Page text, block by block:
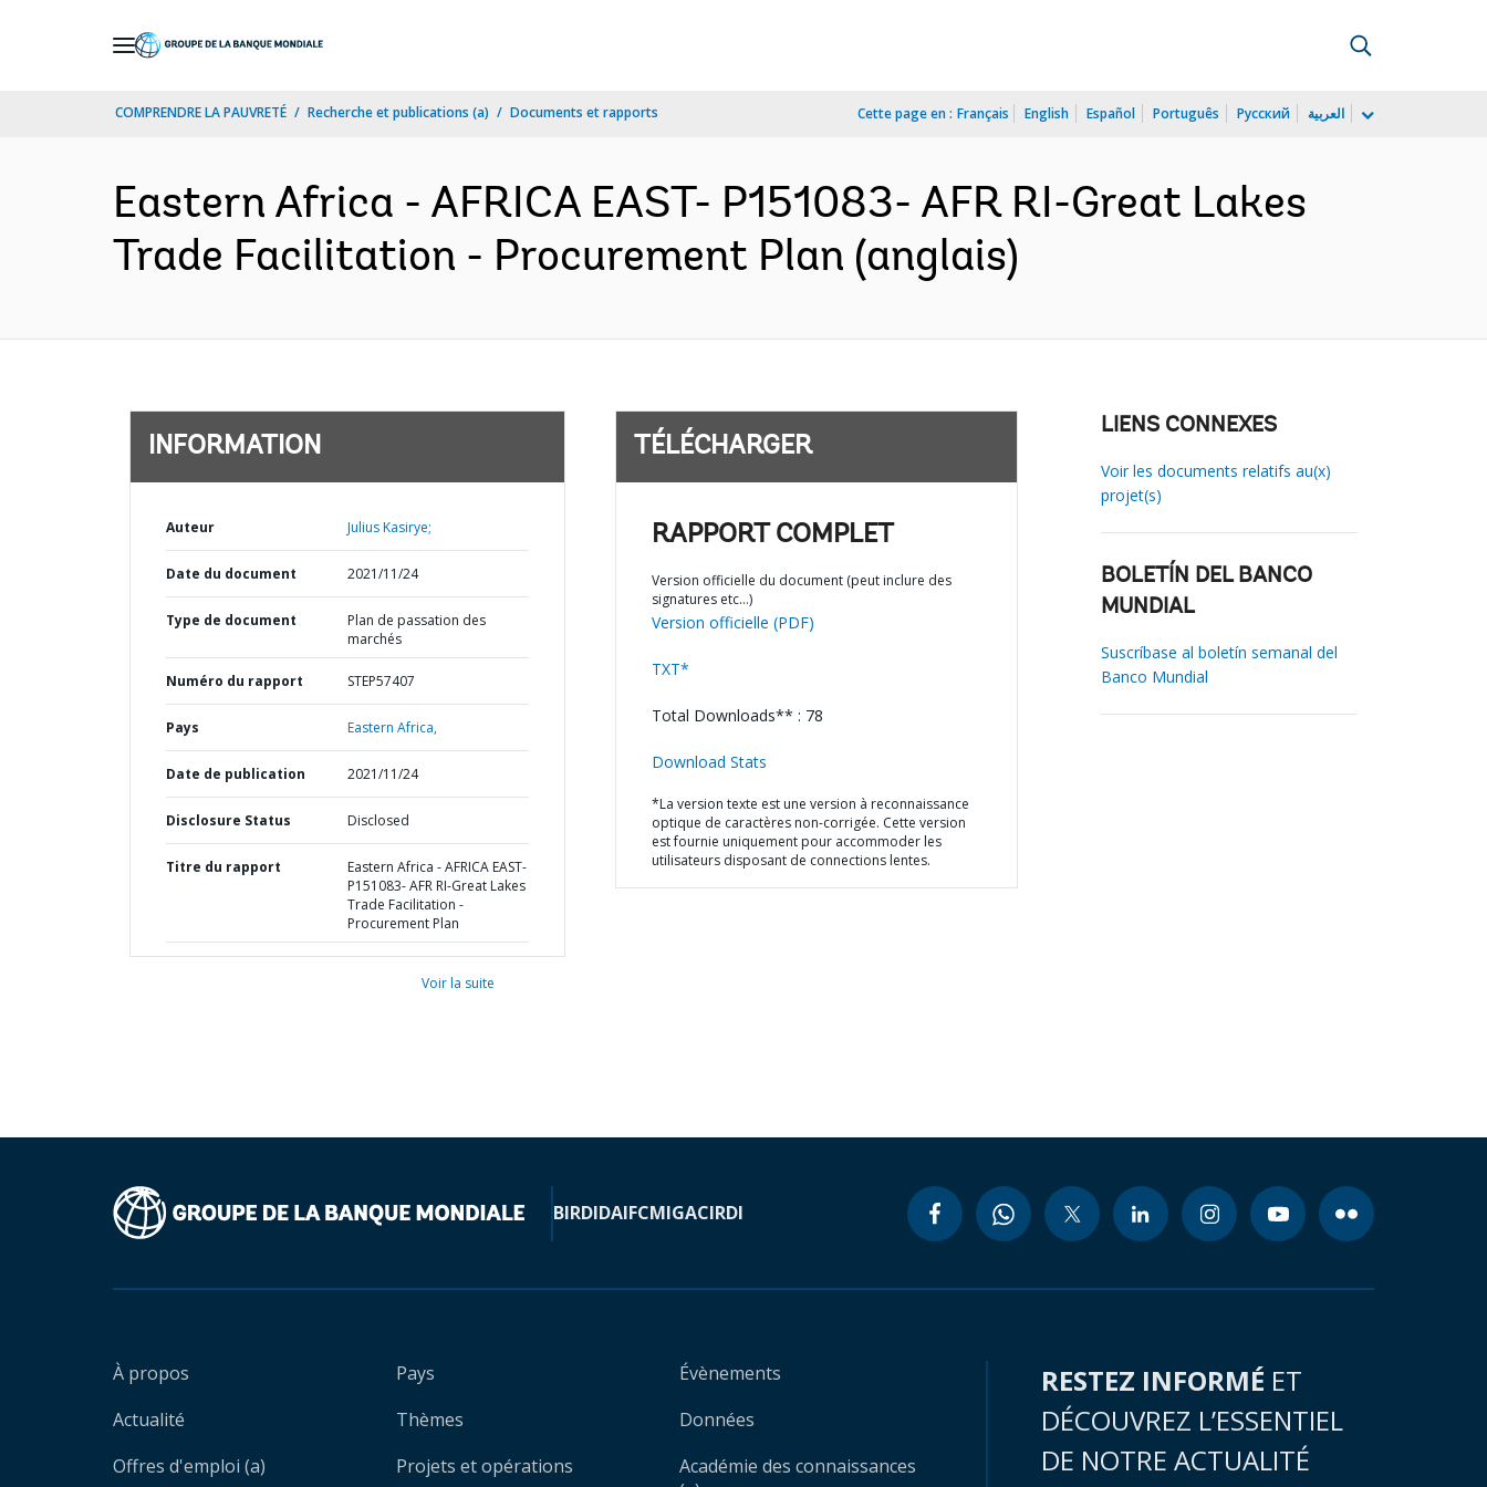
COMPRENDRE LA PAUVRETÉ Recherche et publications (a) Documents et rapports Cette page en : Français English Español Português Русский العربية
Eastern Africa - AFRICA EAST- P151083- AFR RI-Great Lakes
Trade Facilitation - Procurement Plan (anglais)
INFORMATION
Auteur Julius Kasirye;
Date du document 2021/11/24
Type de document
Plan de passation des
marchés
Numéro du rapport STEP57407
Pays Eastern Africa,
Date de publication 2021/11/24
Disclosure Status Disclosed
Titre du rapport
Eastern Africa - AFRICA EAST-
P151083- AFR RI-Great Lakes
Trade Facilitation -
Procurement Plan
Voir la suite
TÉLÉCHARGER
RAPPORT COMPLET
Version officielle du document (peut inclure des
signatures etc…)
Version officielle (PDF)
TXT*
Total Downloads** : 78
Download Stats
*La version texte est une version à reconnaissance
optique de caractères non-corrigée. Cette version
est fournie uniquement pour accommoder les
utilisateurs disposant de connections lentes.
LIENS CONNEXES
Voir les documents relatifs au(x)
projet(s)
BOLETÍN DEL BANCO
MUNDIAL
Suscríbase al boletín semanal del
Banco Mundial
BIRDIDAIFCMIGACIRDI
À propos
Actualité
Offres d'emploi (a)
Pays
Thèmes
Projets et opérations
Évènements
Données
Académie des connaissances
RESTEZ INFORMÉ ET
DÉCOUVREZ L’ESSENTIEL
DE NOTRE ACTUALITÉ